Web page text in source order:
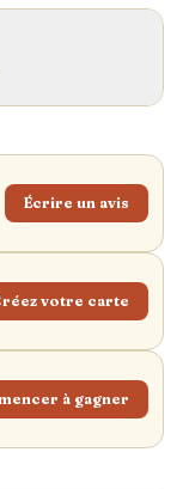
Écrire un avis
votre carte
à gagner